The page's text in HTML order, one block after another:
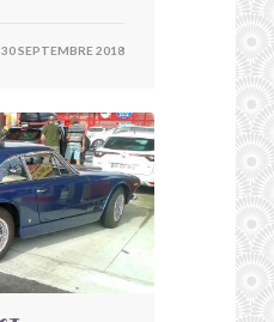
30 SEPTEMBRE 2018